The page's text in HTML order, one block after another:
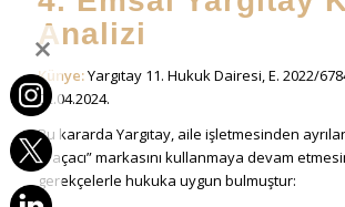
Analizi
Künye:Yargıtay 11. Hukuk Dairesi, E. 2022/
02.04.2024.
Bu kararda Yargıtay, aile işletmesinden
“Paçacı” markasını kullanmaya devam
gerekçelerle hukuka uygun bulmuştur: